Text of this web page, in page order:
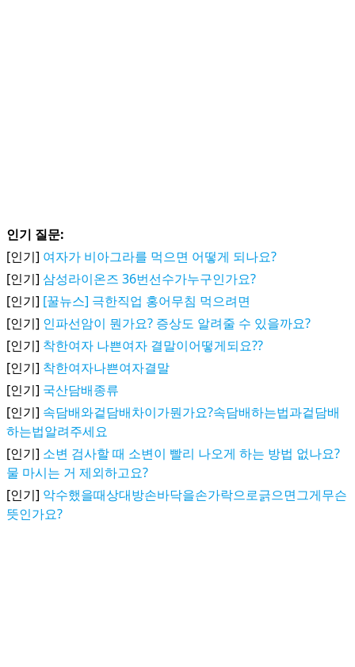
인기 질문:
[인기] 여자가 비아그라를 먹으면 어떻게 되나요?
[인기] 삼성라이온즈 36번선수가누구인가요?
[인기] [꿀뉴스] 극한직업 홍어무침 먹으려면
[인기] 인파선암이 뭔가요? 증상도 알려줄 수 있을까요?
[인기] 착한여자 나쁜여자 결말이어떻게되요??
[인기] 착한여자나쁜여자결말
[인기] 국산담배종류
[인기] 속담배와겉담배차이가뭔가요?속담배하는법과겉담배
하는법알려주세요
[인기] 소변 검사할 때 소변이 빨리 나오게 하는 방법 없나요?
물 마시는 거 제외하고요?
[인기] 악수했을때상대방손바닥을손가락으로긁으면그게무슨
뜻인가요?